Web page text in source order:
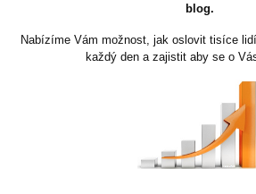
blog.
Nabízíme Vám možnost, jak oslovit tisíce
každý den a zajistit aby se o